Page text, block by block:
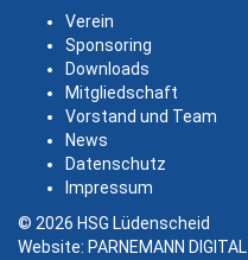
Verein
Sponsoring
Downloads
Mitgliedschaft
Vorstand und Team
News
Datenschutz
Impressum
© 2026 HSG Lüdenscheid
Website: PARNEMANN DIGITAL